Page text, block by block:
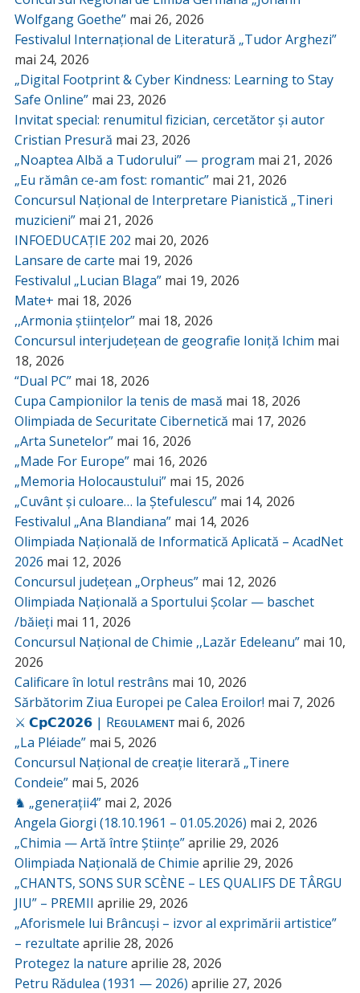
Wolfgang Goethe” mai 26, 2026
Festivalul Internațional de Literatură „Tudor Arghezi”
mai 24, 2026
„Digital Footprint & Cyber Kindness: Learning to Stay
Safe Online” mai 23, 2026
Invitat special: renumitul fizician, cercetător și autor
Cristian Presură mai 23, 2026
„Noaptea Albă a Tudorului” — program mai 21, 2026
„Eu rămân ce-am fost: romantic” mai 21, 2026
Concursul Național de Interpretare Pianistică „Tineri
muzicieni” mai 21, 2026
INFOEDUCAȚIE 202 mai 20, 2026
Lansare de carte mai 19, 2026
Festivalul „Lucian Blaga” mai 19, 2026
Mate+ mai 18, 2026
,,Armonia științelor” mai 18, 2026
Concursul interjudețean de geografie Ioniță Ichim mai
18, 2026
“Dual PC” mai 18, 2026
Cupa Campionilor la tenis de masă mai 18, 2026
Olimpiada de Securitate Cibernetică mai 17, 2026
„Arta Sunetelor” mai 16, 2026
„Made For Europe” mai 16, 2026
„Memoria Holocaustului” mai 15, 2026
„Cuvânt și culoare… la Ștefulescu” mai 14, 2026
Festivalul „Ana Blandiana” mai 14, 2026
Olimpiada Națională de Informatică Aplicată – AcadNet
2026 mai 12, 2026
Concursul județean „Orpheus” mai 12, 2026
Olimpiada Națională a Sportului Școlar — baschet
/băieți mai 11, 2026
Concursul Național de Chimie ,,Lazăr Edeleanu” mai 10,
2026
Calificare în lotul restrâns mai 10, 2026
Sărbătorim Ziua Europei pe Calea Eroilor! mai 7, 2026
⚔️ 𝗖𝗽𝗖𝟮𝟬𝟮𝟲 | Rᴇɢᴜʟᴀᴍᴇɴᴛ mai 6, 2026
„La Pléiade” mai 5, 2026
Concursul Național de creație literară „Tinere
Condeie” mai 5, 2026
♞ „generații4” mai 2, 2026
Angela Giorgi (18.10.1961 – 01.05.2026) mai 2, 2026
„Chimia — Artă între Științe”aprilie 29, 2026
Olimpiada Națională de Chimie aprilie 29, 2026
„CHANTS, SONS SUR SCÈNE – LES QUALIFS DE TÂRGU
JIU” – PREMII aprilie 29, 2026
„Aforismele lui Brâncuși – izvor al exprimării artistice”
– rezultate aprilie 28, 2026
Protegez la nature aprilie 28, 2026
Petru Rădulea (1931 — 2026) aprilie 27, 2026